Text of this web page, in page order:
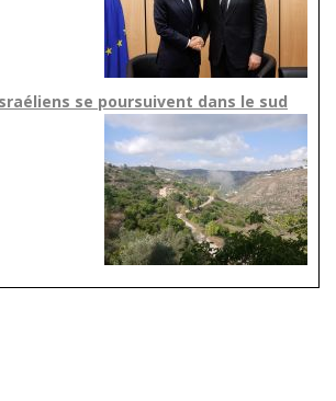
se poursuivent dans le sud